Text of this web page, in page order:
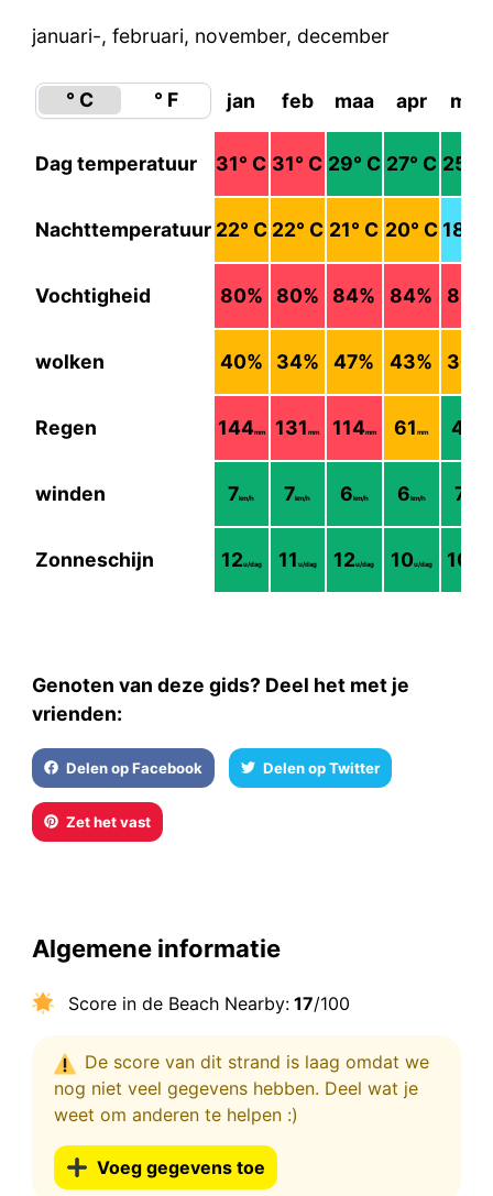
januari-, februari, november, december
° C ° F jan feb maa apr mei
Dag temperatuur 31° C 31° C 29° C 27° C 25
Nachttemperatuur 22° C 22° C 21° C 20° C 18
Vochtigheid 80% 80% 84% 84% 83
wolken 40% 34% 47% 43% 36
Regen 144mm 131mm 114mm 61mm 41
winden 7km/h 7km/h 6km/h 6km/h 7
Zonneschijn 12u/dag 11 u/dag 12u/dag 10u/dag 10
Genoten van deze gids? Deel het met je
vrienden:
Delen op Facebook Delen op Twitter
Zet het vast
Algemene informatie
Score in de Beach Nearby:17/100
De score van dit strand is laag omdat we
nog niet veel gegevens hebben. Deel wat je
weet om anderen te helpen :)
Voeg gegevens toe